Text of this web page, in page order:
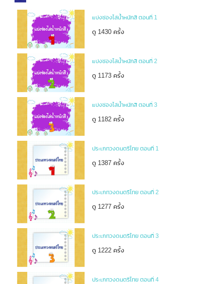
แบ่งช่องไล่น้ำหนักสี ตอนที่ 1
ดู 1430 ครั้ง
แบ่งช่องไล่น้ำหนักสี ตอนที่ 2
ดู 1173 ครั้ง
แบ่งช่องไล่น้ำหนักสี ตอนที่ 3
ดู 1182 ครั้ง
ประเภทวงดนตรีไทย ตอนที่ 1
ดู 1387 ครั้ง
ประเภทวงดนตรีไทย ตอนที่ 2
ดู 1277 ครั้ง
ประเภทวงดนตรีไทย ตอนที่ 3
ดู 1222 ครั้ง
ประเภทวงดนตรีไทย ตอนที่ 4